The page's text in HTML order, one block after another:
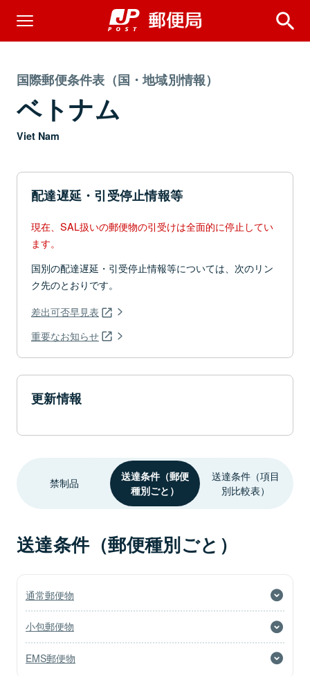
国際郵便条件表（国・地域別情報）
ベトナム
Viet Nam
配達遅延・引受停止情報等
現在、SAL扱いの郵便物の引受けは全面的に停止してい
ます。
国別の配達遅延・引受停止情報等については、次のリン
ク先のとおりです。
差出可否早見表
重要なお知らせ
更新情報
禁制品
送達条件（郵便
種別ごと）
送達条件（項目
別比較表）
送達条件（郵便種別ごと）
通常郵便物
小包郵便物
EMS郵便物